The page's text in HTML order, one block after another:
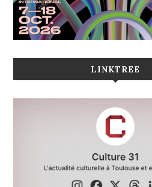
LINKTREE